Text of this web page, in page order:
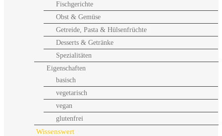
Fischgerichte
Obst & Gemüse
Getreide, Pasta & Hülsenfrüchte
Desserts & Getränke
Spezialitäten
Eigenschaften
basisch
vegetarisch
vegan
glutenfrei
Wissenswert